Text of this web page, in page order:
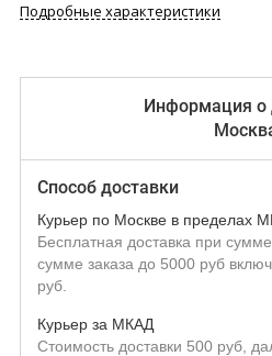
Подробные характеристики
Информация о
Способ доставки
Курьер по Москве в пределах
Бесплатная доставка при
сумме заказа до 5000 руб
руб.
Курьер за МКАД
Стоимость доставки 500 руб,